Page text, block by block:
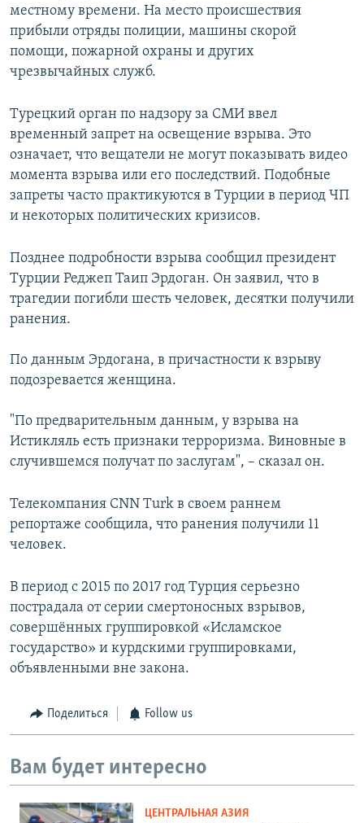
местному времени. На место происшествия
прибыли отряды полиции, машины скорой
помощи, пожарной охраны и других
чрезвычайных служб.
Турецкий орган по надзору за СМИ ввел
временный запрет на освещение взрыва. Это
означает, что вещатели не могут показывать видео
момента взрыва или его последствий. Подобные
запреты часто практикуются в Турции в период ЧП
и некоторых политических кризисов.
Позднее подробности взрыва сообщил президент
Турции Реджеп Таип Эрдоган. Он заявил, что в
трагедии погибли шесть человек, десятки получили
ранения.
По данным Эрдогана, в причастности к взрыву
подозревается женщина.
"По предварительным данным, у взрыва на
Истикляль есть признаки терроризма. Виновные в
случившемся получат по заслугам", – сказал он.
Телекомпания CNN Turk в своем раннем
репортаже сообщила, что ранения получили 11
человек.
В период с 2015 по 2017 год Турция серьезно
пострадала от серии смертоносных взрывов,
совершённых группировкой «Исламское
государство» и курдскими группировками,
объявленными вне закона.
Поделиться Follow us
Вам будет интересно
ЦЕНТРАЛЬНАЯ АЗИЯ